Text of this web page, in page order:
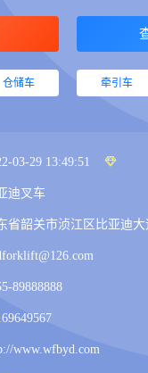
仓储车 牵引车
03-29 13:49:51
迪叉车
省韶关市浈江区比亚迪大
89888888
www.wfbyd.com